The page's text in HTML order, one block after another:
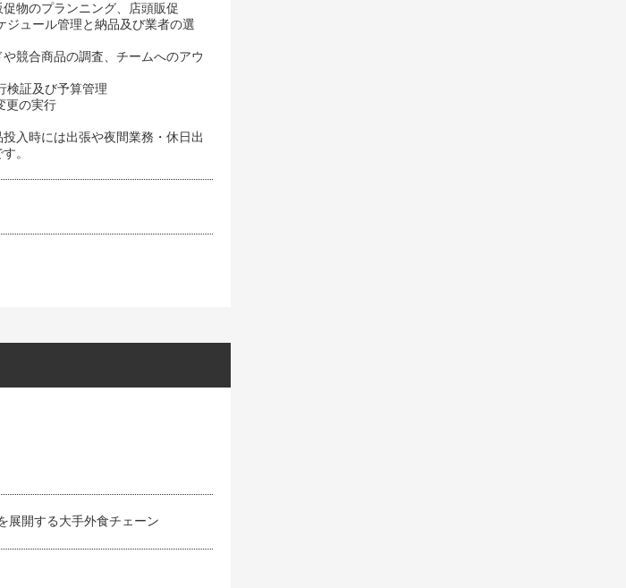
物のプランニング、店頭販促
ジュール管理と納品及び業者の選
競合商品の調査、チームへのアウ
検証及び予算管理
更の実行
入時には出張や夜間業務・休日出
。
展開する大手外食チェーン